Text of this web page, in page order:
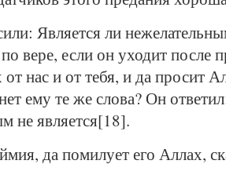
Является ли
вере, если он уходит после
нас и от тебя, и да просит
ему те же слова? Он
не является[18].
да помилует его Аллах,